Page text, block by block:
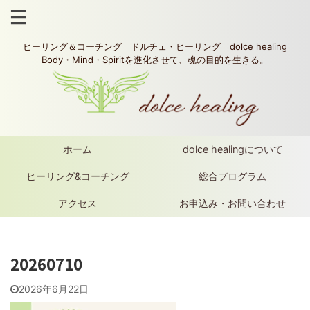
ヒーリング＆コーチング ドルチェ・ヒーリング dolce healing
Body・Mind・Spiritを進化させて、魂の目的を生きる。
ホーム dolce healingについて
ヒーリング&コーチング 総合プログラム
アクセス お申込み・お問い合わせ
20260710
2026年6月22日